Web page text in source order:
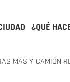
¿QUÉ
MÁS Y CAMIÓN